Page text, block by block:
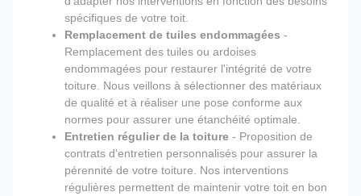
spécifiques de votre toit.
Remplacement de tuiles endommagées -
Remplacement des tuiles ou ardoises
endommagées pour restaurer l'intégrité de votre
toiture. Nous veillons à sélectionner des matériaux
de qualité et à réaliser une pose conforme aux
normes pour assurer une étanchéité optimale.
Entretien régulier de la toiture - Proposition de
contrats d'entretien personnalisés pour assurer la
pérennité de votre toiture. Nos interventions
régulières permettent de maintenir votre toit en bon